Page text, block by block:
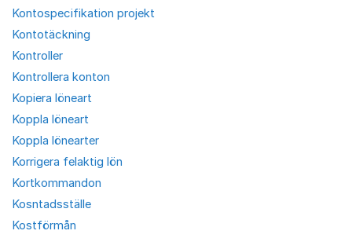
Kontospecifikation projekt
Kontotäckning
Kontroller
Kontrollera konton
Kopiera löneart
Koppla löneart
Koppla lönearter
Korrigera felaktig lön
Kortkommandon
Kosntadsställe
Kostförmån